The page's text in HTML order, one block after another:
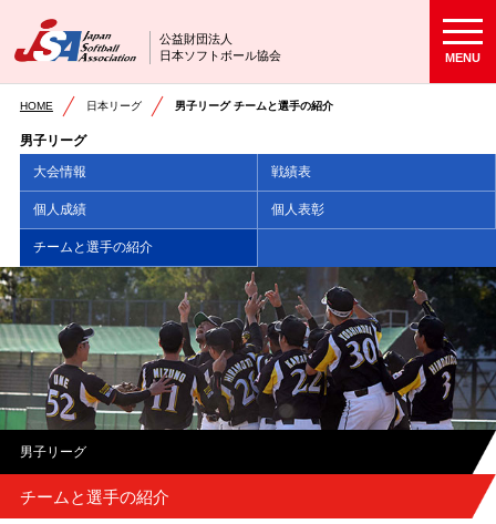
公益財団法人
日本ソフトボール協会
MENU
HOME 日本リーグ 男子リーグ チームと選手の紹介
男子リーグ
大会情報
戦績表
個人成績 個人表彰
チームと選手の紹介
男子リーグ
チームと選手の紹介